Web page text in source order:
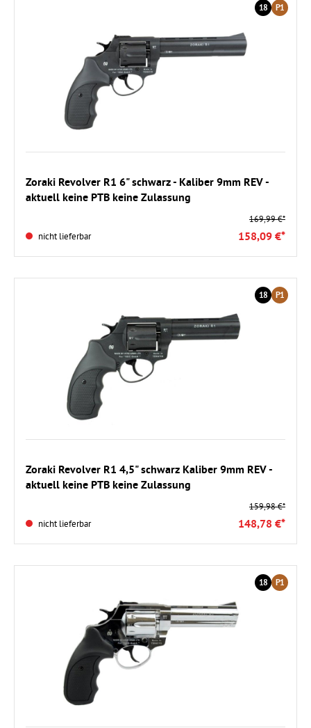
18 P1
Zoraki Revolver R1 6" schwarz - Kaliber 9mm REV -
aktuell keine PTB keine Zulassung
nicht lieferbar
169,99 €*
158,09 €*
18 P1
Zoraki Revolver R1 4,5" schwarz Kaliber 9mm REV -
aktuell keine PTB keine Zulassung
nicht lieferbar
159,98 €*
148,78 €*
18 P1